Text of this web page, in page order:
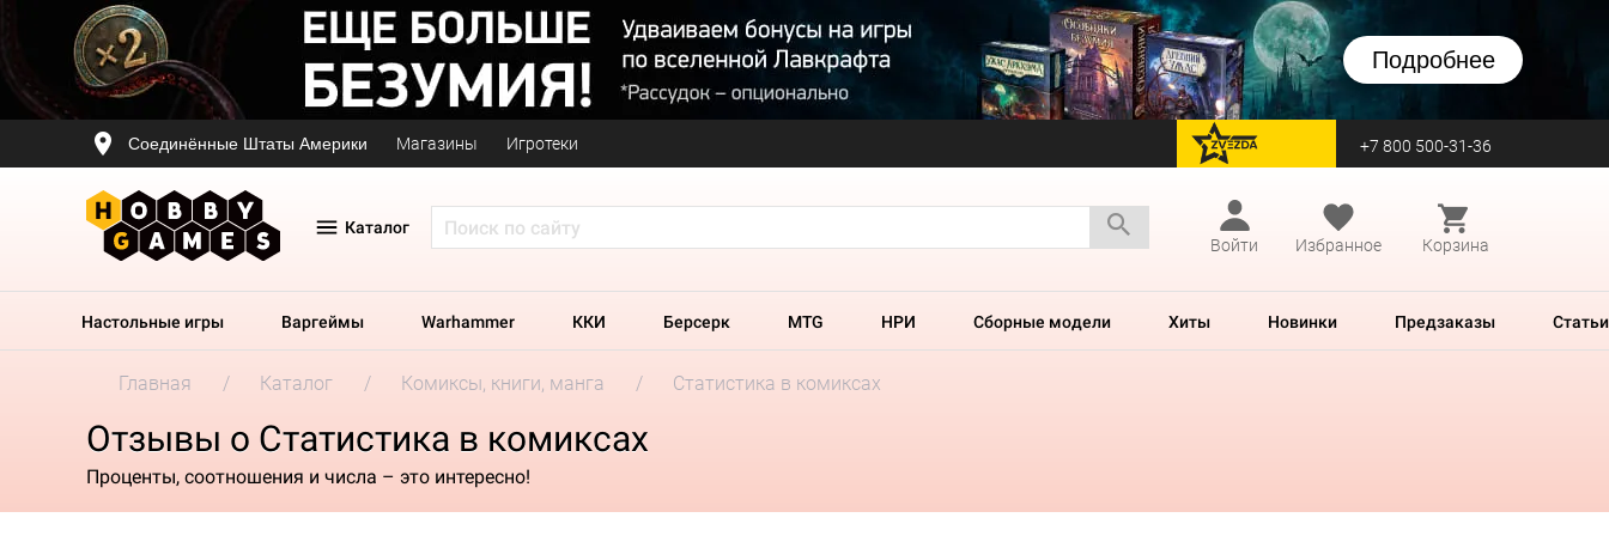
Подробнее
Соединённые Штаты Америки Магазины Игротеки перейти на Zvezda +7 800 500-31-36
Каталог
Войти
Избранное Корзина
Настольные игры Варгеймы Warhammer ККИ Берсерк MTG НРИ Сборные модели Хиты Новинки Предзаказы Статьи
Главная Каталог Комиксы, книги, манга Статистика в комиксах
Отзывы о Статистика в комиксах
Проценты, соотношения и числа – это интересно!